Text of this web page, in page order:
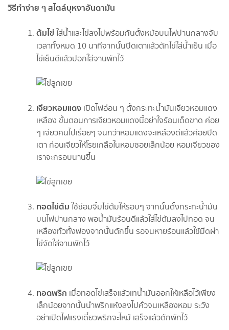
วิธีทำง่าย ๆ สไตล์บุหงาอันดามัน
ต้มไข่ใส่น้ำและไข่ลงไปพร้อมกันตั้งหม้อบนไฟปานกลางจับ
เวลาทั้งหมด 10 นาทีจากนั้นปิดเตาแล้วตักไข่ใส่น้ำเย็น เมื่อ
ไข่เย็นดีแล้วปอกใส่จานพักไว้
เจียวหอมแดง เปิดไฟอ่อน ๆ ตั้งกระทะน้ำมันเจียวหอมแดง
เหลือง ขั้นตอนการเจียวหอมแดงนี้อย่าใจร้อนเด็ดขาด ค่อย
ๆ เจียวคนไปเรื่อยๆ จนกว่าหอมแดงจะเหลืองดีแล้วค่อยปิด
เตา ก่อนเจียวให้โรยเกลือในหอมซอยเล็กน้อย หอมเจียวของ
เราจะกรอบนานขึ้น
ทอดไข่ต้มใช้ซ่อมจิ้มไข่ต้มให้รอบๆ จากนั้นตั้งกระทะน้ำมัน
บนไฟปานกลาง พอน้ำมันร้อนดีแล้วใส่ไข่ต้มลงไปทอด จน
เหลืองทั่วทั้งฟองจากนั้นตักขึ้น รอจนหายร้อนแล้วใช้มีดผ่า
ไข่จัดใส่จานพักไว้
ทอดพริก เมื่อทอดไข่เสร็จแล้วเทน้ำมันออกให้เหลือไว้เพียง
เล็กน้อยจากนั้นนำพริกแห้งลงไปคั่วจนเหลืองหอม ระวัง
อย่าเปิดไฟแรงเดี๋ยวพริกจะไหม้ เสร็จแล้วตักพักไว้